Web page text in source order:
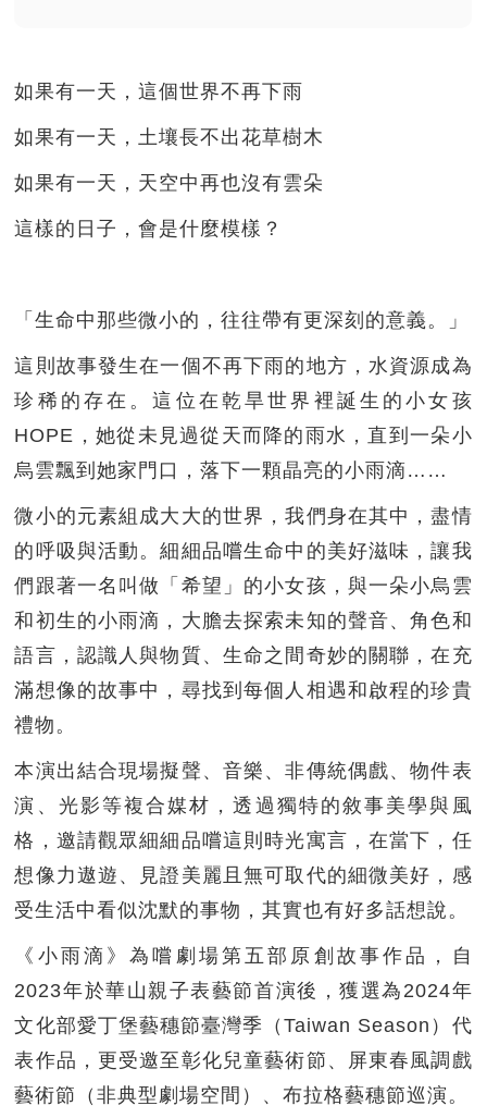
如果有一天，這個世界不再下雨
如果有一天，土壤長不出花草樹木
如果有一天，天空中再也沒有雲朵
這樣的日子，會是什麼模樣？
「生命中那些微小的，往往帶有更深刻的意義。」
這則故事發生在一個不再下雨的地方，水資源成為
珍稀的存在。這位在乾旱世界裡誕生的小女孩
HOPE，她從未見過從天而降的雨水，直到一朵小
烏雲飄到她家門口，落下一顆晶亮的小雨滴……
微小的元素組成大大的世界，我們身在其中，盡情
的呼吸與活動。細細品嚐生命中的美好滋味，讓我
們跟著一名叫做「希望」的小女孩，與一朵小烏雲
和初生的小雨滴，大膽去探索未知的聲音、角色和
語言，認識人與物質、生命之間奇妙的關聯，在充
滿想像的故事中，尋找到每個人相遇和啟程的珍貴
禮物。
本演出結合現場擬聲、音樂、非傳統偶戲、物件表
演、光影等複合媒材，透過獨特的敘事美學與風
格，邀請觀眾細細品嚐這則時光寓言，在當下，任
想像力遨遊、見證美麗且無可取代的細微美好，感
受生活中看似沈默的事物，其實也有好多話想說。
《小雨滴》為嚐劇場第五部原創故事作品，自
2023年於華山親子表藝節首演後，獲選為2024年
文化部愛丁堡藝穗節臺灣季（Taiwan Season）代
表作品，更受邀至彰化兒童藝術節、屏東春風調戲
藝術節（非典型劇場空間）、布拉格藝穗節巡演。